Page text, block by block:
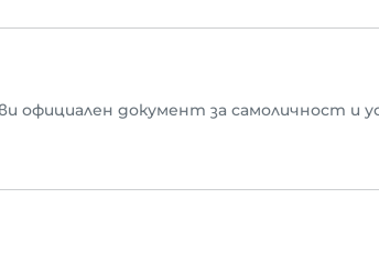
официален документ за самоличност и